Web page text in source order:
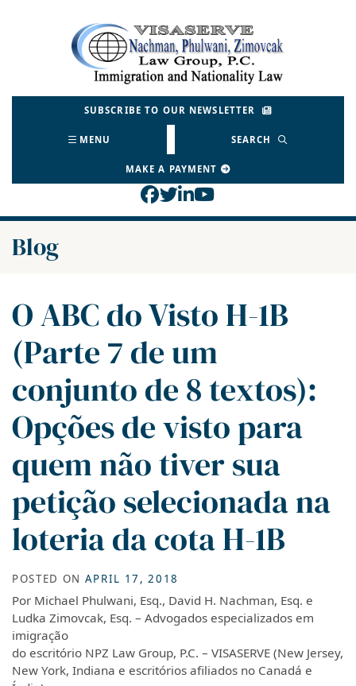
Return home
SUBSCRIBE TO OUR NEWSLETTER
MENU SEARCH
MAKE A PAYMENT
View our profile on
View our feed on
View our firm profile
View our channel
Blog
O ABC do Visto H-1B
(Parte 7 de um
conjunto de 8 textos):
Opções de visto para
quem não tiver sua
petição selecionada na
loteria da cota H-1B
POSTED ON APRIL 17, 2018
Por Michael Phulwani, Esq., David H. Nachman, Esq. e
Ludka Zimovcak, Esq. – Advogados especializados em
imigração
do escritório NPZ Law Group, P.C. – VISASERVE (New Jersey,
New York, Indiana e escritórios afiliados no Canadá e